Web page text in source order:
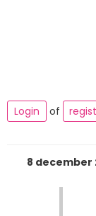
Login
of
8 december